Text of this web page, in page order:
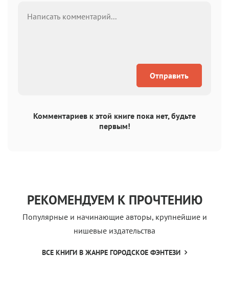
Отправить
Комментариев к этой книге пока нет, будьте
первым!
РЕКОМЕНДУЕМ К ПРОЧТЕНИЮ
Популярные и начинающие авторы, крупнейшие и
нишевые издательства
ВСЕ КНИГИ В ЖАНРЕ ГОРОДСКОЕ ФЭНТЕЗИ